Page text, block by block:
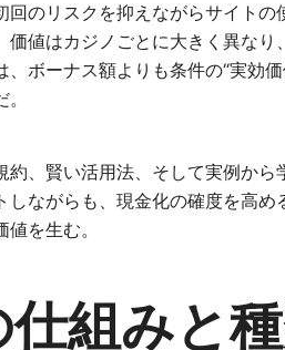
のリスクを抑えながらサイトの
値はカジノごとに大きく異なり
ボーナス額よりも条件の“実効価
約、賢い活用法、そして実例から
ながらも、現金化の確度を高め
を生む。
組みと